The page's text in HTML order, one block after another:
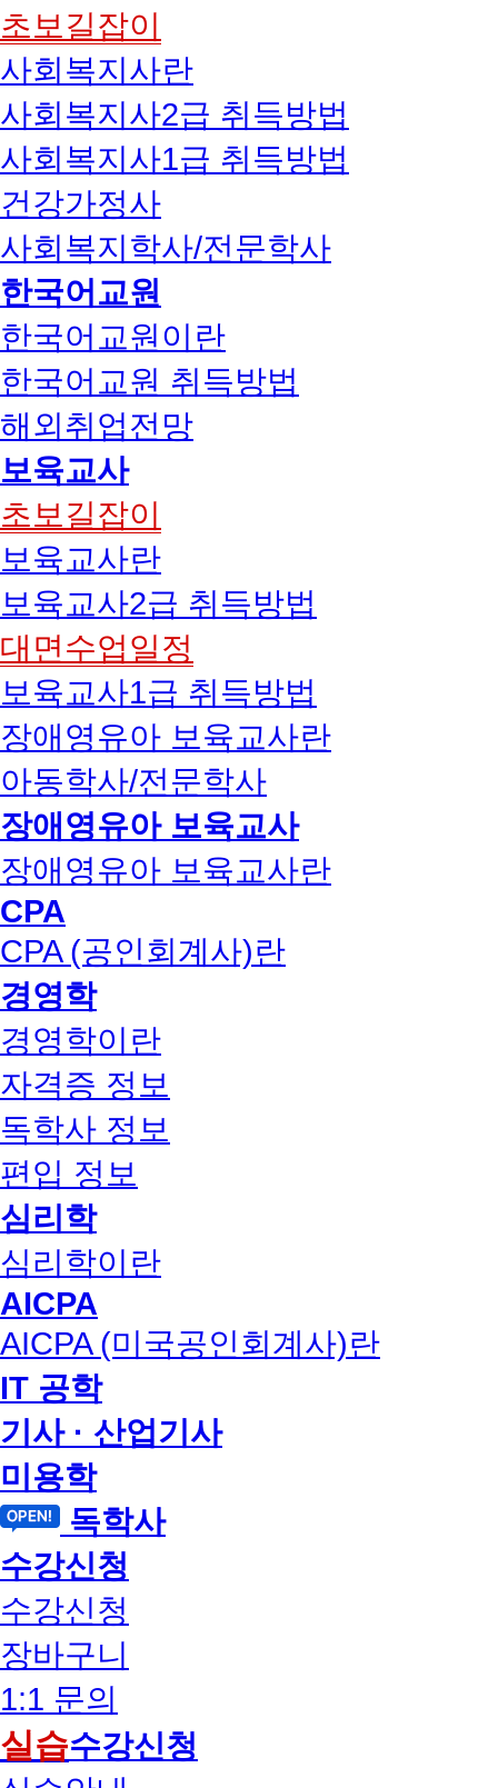
초보길잡이
사회복지사란
사회복지사2급 취득방법
사회복지사1급 취득방법
건강가정사
사회복지학사/전문학사
한국어교원
한국어교원이란
한국어교원 취득방법
해외취업전망
보육교사
초보길잡이
보육교사란
보육교사2급 취득방법
대면수업일정
보육교사1급 취득방법
장애영유아 보육교사란
아동학사/전문학사
장애영유아 보육교사
장애영유아 보육교사란
CPA
CPA (공인회계사)란
경영학
경영학이란
자격증 정보
독학사 정보
편입 정보
심리학
심리학이란
AICPA
AICPA (미국공인회계사)란
IT 공학
기사 · 산업기사
미용학
독학사
수강신청
수강신청
장바구니
1:1 문의
실습수강신청